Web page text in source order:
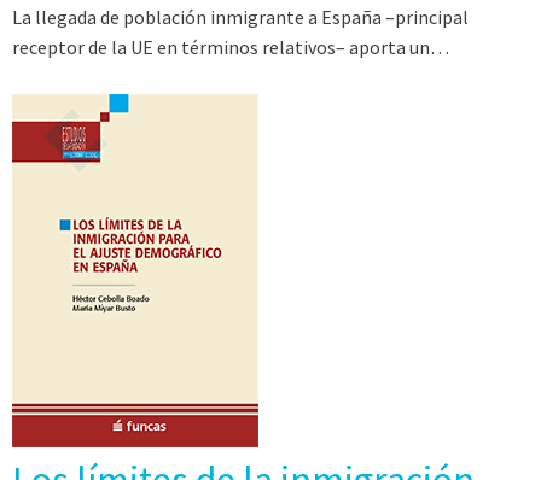
La llegada de población inmigrante a España –principal
receptor de la UE en términos relativos– aporta un…